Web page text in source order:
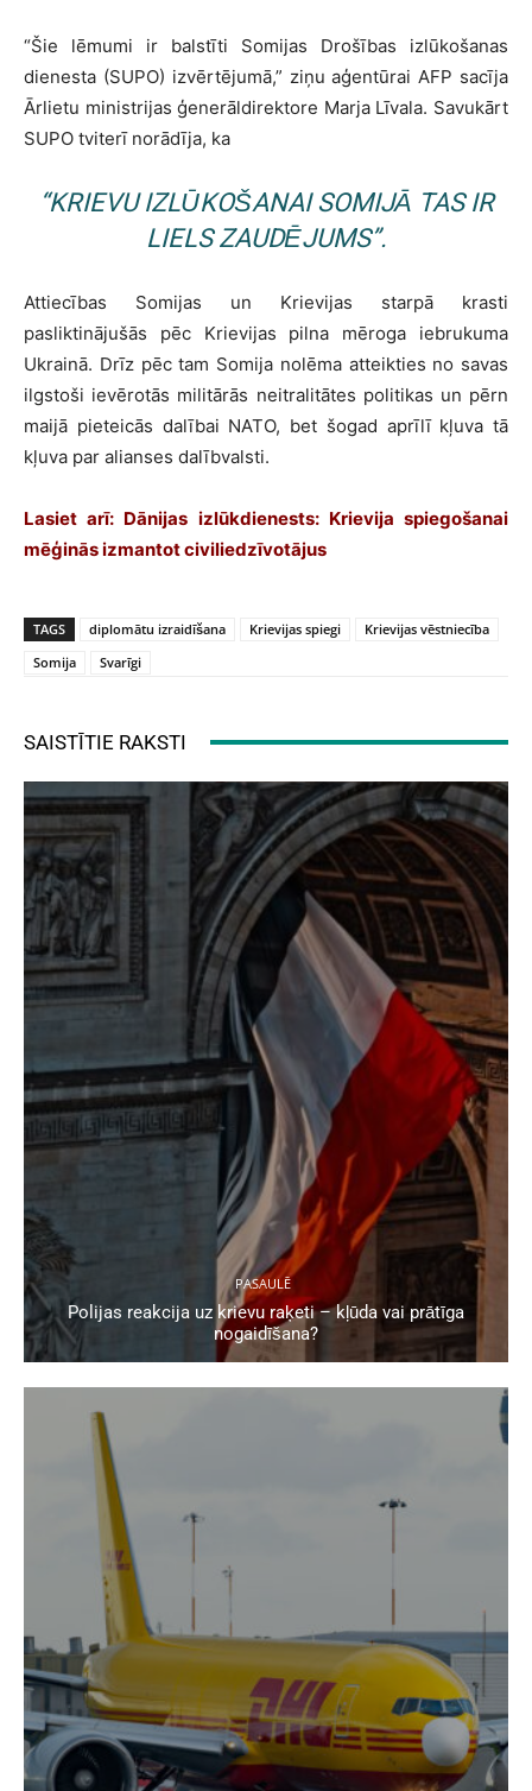
“Šie lēmumi ir balstīti Somijas Drošības izlūkošanas
dienesta (SUPO) izvērtējumā,” ziņu aģentūrai AFP sacīja
Ārlietu ministrijas ģenerāldirektore Marja Līvala. Savukārt
SUPO tviterī norādīja, ka
“KRIEVU IZLŪKOŠANAI SOMIJĀ TAS IR
LIELS ZAUDĒJUMS”.
Attiecības Somijas un Krievijas starpā krasti
pasliktinājušās pēc Krievijas pilna mēroga iebrukuma
Ukrainā. Drīz pēc tam Somija nolēma atteikties no savas
ilgstoši ievērotās militārās neitralitātes politikas un pērn
maijā pieteicās dalībai NATO, bet šogad aprīlī kļuva tā
kļuva par alianses dalībvalsti.
Lasiet arī: Dānijas izlūkdienests: Krievija spiegošanai
mēģinās izmantot civiliedzīvotājus
TAGS diplomātu izraidīšana Krievijas spiegi
Krievijas vēstniecība
Somija
Svarīgi
SAISTĪTIE RAKSTI
PASAULĒ
Polijas reakcija uz krievu raķeti – kļūda vai prātīga
nogaidīšana?